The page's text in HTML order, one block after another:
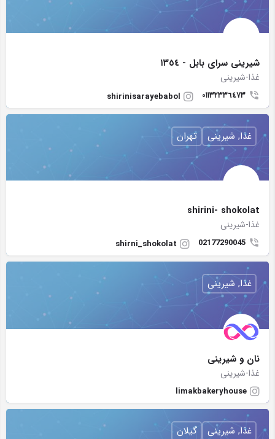
شيرينى سراى بابل - ١٣٥٤
غذا-شیرینی
٠١١٣٢٣٣٦٤٧٣ shirinisarayebabol
shirini- shokolat
غذا-شیرینی
02177290045
shirni_shokolat
غذا, شیرینی تهران
نان و شیرینی
غذا-شیرینی
limakbakeryhouse
غذا, شیرینی
غذا, شیرینی گیلان